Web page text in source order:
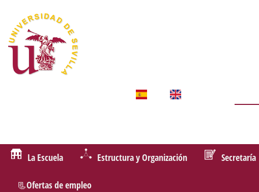
La Escuela Estructura y Organización Secretaría
📃Ofertas de empleo